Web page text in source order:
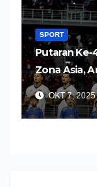
SPORT
Putaran Ke-
Zona Asia,
OKT 7, 2025